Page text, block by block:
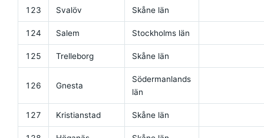
123 Svalöv Skåne län
124 Salem Stockholms län
125 Trelleborg Skåne län
126 Gnesta
Södermanlands
län
127 Kristianstad Skåne län